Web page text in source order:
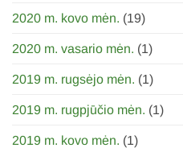
2020 m. kovo mėn. (19)
2020 m. vasario mėn. (1)
2019 m. rugsėjo mėn. (1)
2019 m. rugpjūčio mėn. (1)
2019 m. kovo mėn. (1)